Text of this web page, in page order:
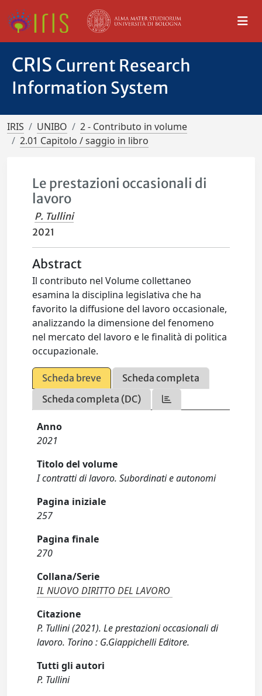
CRIS Current Research
Information System
IRIS UNIBO
2 - Contributo in volume
2.01 Capitolo / saggio in libro
Le prestazioni occasionali di
lavoro
P. Tullini
2021
Abstract
Il contributo nel Volume collettaneo
esamina la disciplina legislativa che ha
favorito la diffusione del lavoro occasionale,
analizzando la dimensione del fenomeno
nel mercato del lavoro e le finalità di politica
occupazionale.
Scheda breve
Scheda completa
Scheda completa (DC)
Anno
2021
Titolo del volume
I contratti di lavoro. Subordinati e autonomi
Pagina iniziale
257
Pagina finale
270
Collana/Serie
IL NUOVO DIRITTO DEL LAVORO
Citazione
P. Tullini (2021). Le prestazioni occasionali di
lavoro. Torino : G.Giappichelli Editore.
Tutti gli autori
P. Tullini